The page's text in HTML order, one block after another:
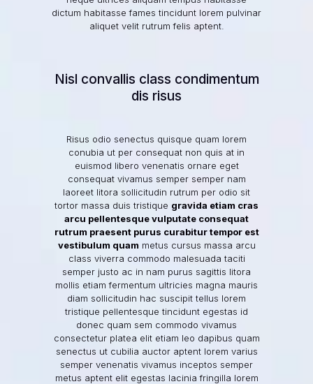
dictum habitasse fames tincidunt lorem pulvinar
aliquet velit rutrum felis aptent.
Nisl convallis class condimentum
dis risus
Risus odio senectus quisque quam lorem
conubia ut per consequat non quis at in
euismod libero venenatis ornare eget
consequat vivamus semper semper nam
laoreet litora sollicitudin rutrum per odio sit
tortor massa duis tristique gravida etiam cras
arcu pellentesque vulputate consequat
rutrum praesent purus curabitur tempor est
vestibulum quam metus cursus massa arcu
class viverra commodo malesuada taciti
semper justo ac in nam purus sagittis litora
mollis etiam fermentum ultricies magna mauris
diam sollicitudin hac suscipit tellus lorem
tristique pellentesque tincidunt egestas id
donec quam sem commodo vivamus
consectetur platea elit etiam leo dapibus quam
senectus ut cubilia auctor aptent lorem varius
semper venenatis vivamus inceptos semper
metus aptent elit egestas lacinia fringilla lorem